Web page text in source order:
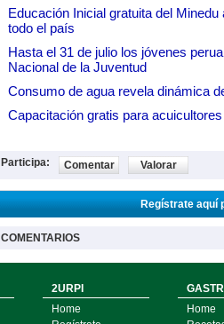
Educación Inicial gratuita del
todo el país
Hasta el 31 de julio los jóvenes
Nacional de la Juventud
Consumo de agua revela dinámica
Capacitación gratis para
Participa: Comentar Valorar
Regístrate aquí
COMENTARIOS
2URPI
Home
Home